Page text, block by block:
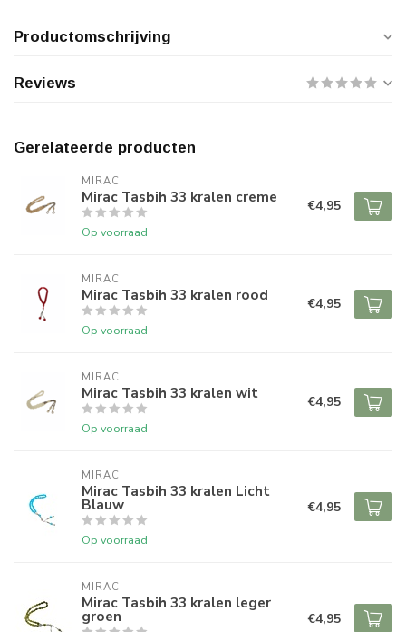
Productomschrijving
Reviews
Gerelateerde producten
MIRAC
Mirac Tasbih 33 kralen creme
Op voorraad
€4,95
MIRAC
Mirac Tasbih 33 kralen rood
Op voorraad
€4,95
MIRAC
Mirac Tasbih 33 kralen wit
Op voorraad
€4,95
MIRAC
Mirac Tasbih 33 kralen Licht
Blauw
Op voorraad
€4,95
MIRAC
Mirac Tasbih 33 kralen leger
groen €4,95